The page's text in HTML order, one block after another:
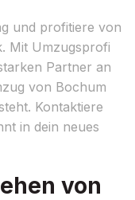
und profitiere von
Mit Umzugsprofi
Partner an
von Bochum
Kontaktiere
in dein neues
von